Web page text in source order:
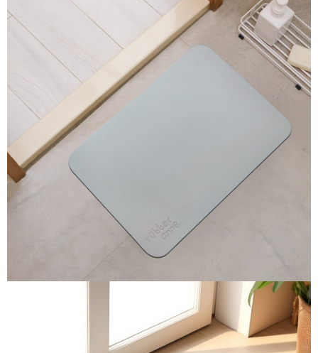
ATM／網路銀行／等多元方式進行付款，方視為交易完成。
※ 請注意：結帳手續完成當下不需立刻繳費，但若您需要取消訂單，請聯絡
購買商品的店家。未經商家同意取消之訂單仍視為有效，需透過AFTEE先享
後付繳納相關費用。
※ 交易是否成功請以「AFTEE先享後付 」之結帳頁面顯示為準，若有關於
是否繳費成功／繳費後需取消欲退款等相關疑問，請聯繫「AFTEE先享後付
https://netprotections.freshdesk.com/support/home
【注意事項】
１．透過由恩沛科技股份有限公司提供之「AFTEE先享後付」服務完成之交
易，需依本服務之必要範圍內提供個人資料，並將交易相關給付款項請求債
權轉讓予恩沛科技股份有限公司。
２．關於個人資料處理事宜，請瀏覽以下網址：
https://aftee.tw/terms/#terms3
３．未成年的使用者請事先徵得法定代理人或監護人之同意方可使用
「AFTEE先享後付」，若未經同意申辦者引起之損失，本公司不負相關責
４．使用「AFTEE先享後付」時，將依據個別帳號之用戶狀況，依本公司即
時審查核予不同之上限額度；若仍有額度不足之情形，本公司將視審查結果
５．嚴禁一人註冊多個帳號或使用他人資訊註冊。若發現惡意使用之情形，
恩沛科技股份有限公司將有權停止該用戶之使用額度並採取法律行動。
每筆NT$60，滿NT$1,000(含以上)免運費
7-11取貨付款
每筆NT$60，滿NT$1,000(含以上)免運費
每筆NT$100，滿NT$1,000(含以上)免運費
黑貓貨到付款
每筆NT$150，滿NT$1,000(含以上)免運費